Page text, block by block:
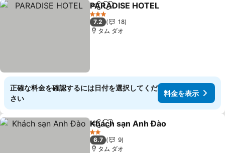
シェアお気に入りに追加
PARADISE HOTEL
3 ホテルのランク
7.2
18
タム ダオ
正確な料金を確認するには日付を選択してくだ
さい
料金を表示
シェアお気に入りに追加
Khách sạn Anh Đào
2 ホテルのランク
6.7
9
タム ダオ